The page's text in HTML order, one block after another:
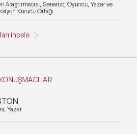
Araştırmacısı, Senarist, Oyuncu, Yazar ve
Kurucu Ortağı
incele
Yazar